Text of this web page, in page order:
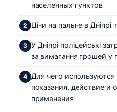
населенных пунктов
Ціни на пальне в Дніпрі
У Дніпрі поліцейські
за вимагання грошей у
Для чего
показания, действие и
применения